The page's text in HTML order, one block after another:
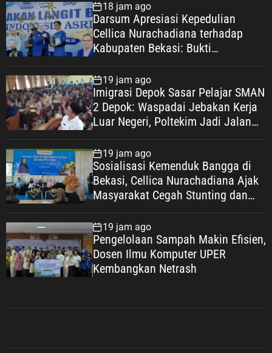
18 jam ago
Darsum Apresiasi Kepedulian
Cellica Nurachadiana terhadap
Kabupaten Bekasi: Bukti
Masyarakat
19 jam ago
Imigrasi Depok Sasar Pelajar SMAN
2 Depok: Waspadai Jebakan Kerja
Luar Negeri, Poltekim Jadi Jalan
19 jam ago
Sosialisasi Kemenduk Bangga di
Bekasi, Cellica Nurachadiana Ajak
Masyarakat Cegah Stunting dan
19 jam ago
Pengelolaan Sampah Makin Efisien,
Dosen Ilmu Komputer UPER
Kembangkan Netrash